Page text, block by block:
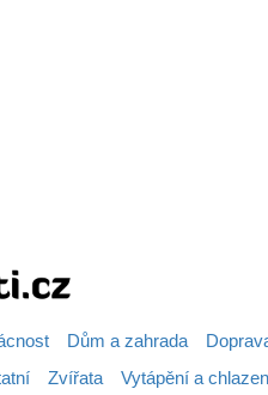
Dům a zahrada
Zvířata Vytápění a